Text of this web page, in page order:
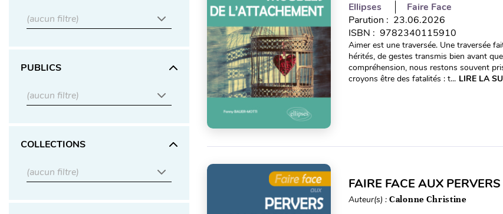
(aucun filtre)
PUBLICS
(aucun filtre)
COLLECTIONS
(aucun filtre)
Ellipses
Faire Face
Parution : 23.06.2026
ISBN : 9782340115910
Aimer est une traversée. Une traversée
hérités, de gestes transmis bien avant
compréhension, nous restons souvent
croyons être des fatalités : t... LIRE LA
FAIRE FACE AUX
Auteur(s) : Calonne Christine